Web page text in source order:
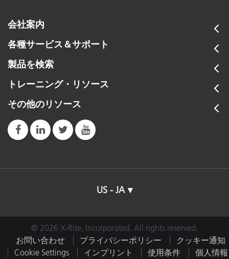
会社案内
各種サービス＆サポート
製品を検索
トレーニング・リソース
その他のリソース
US - JA
© 2026 X-Rite, Incorporated. All rights reserved.
お問い合わせ
プライバシーポリシー
クッキー通知
Cookie Settings
インプリント 使用条件 個人情報